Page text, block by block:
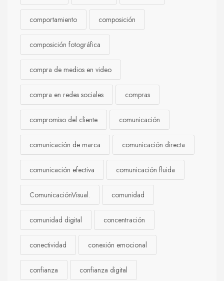
comportamiento composición
composición fotográfica
compra de medios en video
compra en redes sociales compras
compromiso del cliente comunicación
comunicación de marca comunicación directa
comunicación efectiva comunicación fluida
ComunicaciónVisual. comunidad
comunidad digital concentración
conectividad conexión emocional
confianza confianza digital